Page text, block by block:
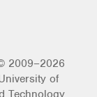
2009–2026
of
Technology